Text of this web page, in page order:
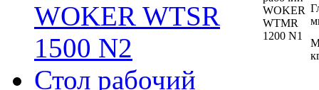
WOKER WTSR
1500 N2
Стол рабочий